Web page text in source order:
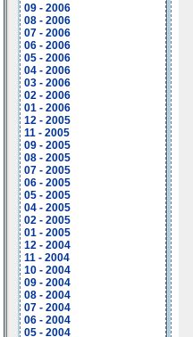
09 - 2006
08 - 2006
07 - 2006
06 - 2006
05 - 2006
04 - 2006
03 - 2006
02 - 2006
01 - 2006
12 - 2005
11 - 2005
09 - 2005
08 - 2005
07 - 2005
06 - 2005
05 - 2005
04 - 2005
02 - 2005
01 - 2005
12 - 2004
11 - 2004
10 - 2004
09 - 2004
08 - 2004
07 - 2004
06 - 2004
05 - 2004